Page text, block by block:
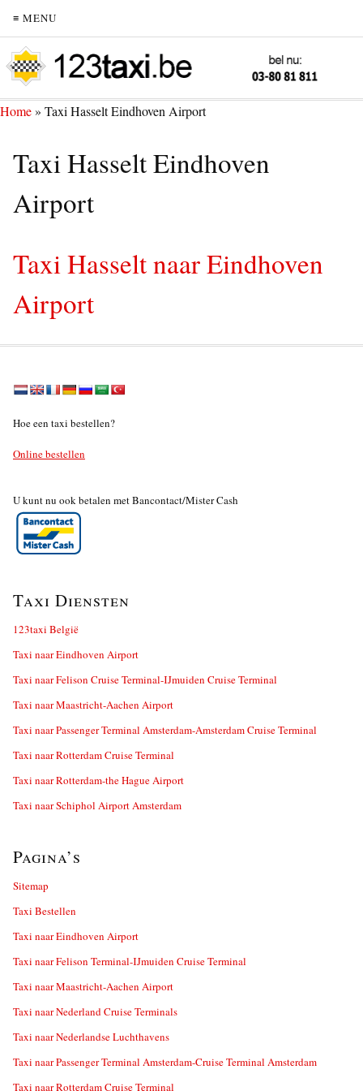
≡ MENU
Home» Taxi Hasselt Eindhoven Airport
Taxi Hasselt Eindhoven
Airport
Taxi Hasselt naar Eindhoven
Airport
Hoe een taxi bestellen?
Online bestellen
U kunt nu ook betalen met Bancontact/Mister Cash
Taxi Diensten
123taxi België
Taxi naar Eindhoven Airport
Taxi naar Felison Cruise Terminal-IJmuiden Cruise Terminal
Taxi naar Maastricht-Aachen Airport
Taxi naar Passenger Terminal Amsterdam-Amsterdam Cruise Terminal
Taxi naar Rotterdam Cruise Terminal
Taxi naar Rotterdam-the Hague Airport
Taxi naar Schiphol Airport Amsterdam
Pagina’s
Sitemap
Taxi Bestellen
Taxi naar Eindhoven Airport
Taxi naar Felison Terminal-IJmuiden Cruise Terminal
Taxi naar Maastricht-Aachen Airport
Taxi naar Nederland Cruise Terminals
Taxi naar Nederlandse Luchthavens
Taxi naar Passenger Terminal Amsterdam-Cruise Terminal Amsterdam
Taxi naar Rotterdam Cruise Terminal